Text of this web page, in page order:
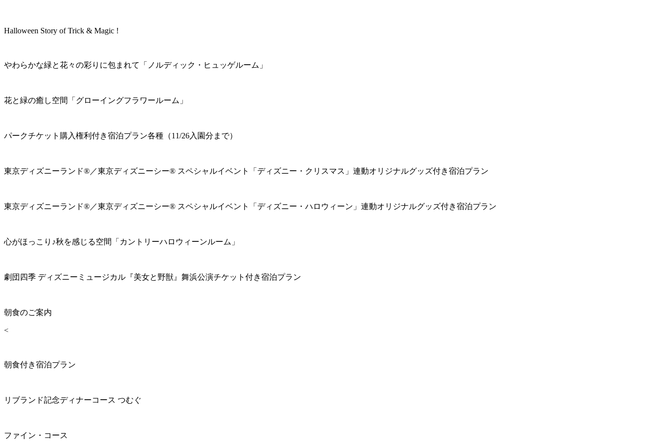
Halloween Story of Trick & Magic !
やわらかな緑と花々の彩りに包まれて「ノルディック・ヒュッゲルーム」
花と緑の癒し空間「グローイングフラワールーム」
パークチケット購入権利付き宿泊プラン各種（11/26入園分まで）
東京ディズニーランド®／東京ディズニーシー® スペシャルイベント「ディズニー・クリスマス」連動オリジナルグッズ付き宿泊プラン
東京ディズニーランド®／東京ディズニーシー® スペシャルイベント「ディズニー・ハロウィーン」連動オリジナルグッズ付き宿泊プラン
心がほっこり♪秋を感じる空間「カントリーハロウィーンルーム」
劇団四季 ディズニーミュージカル『美女と野獣』舞浜公演チケット付き宿泊プラン
朝食のご案内
<
朝食付き宿泊プラン
リブランド記念ディナーコース つむぐ
ファイン・コース